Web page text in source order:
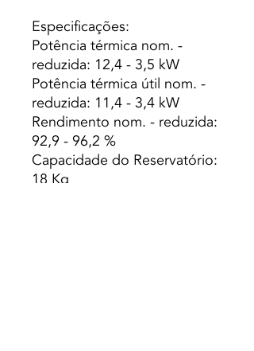
Especificações:
Potência térmica nom. -
reduzida: 12,4 - 3,5 kW
Potência térmica útil nom. -
reduzida: 11,4 - 3,4 kW
Rendimento nom. - reduzida:
92,9 - 96,2 %
Capacidade do Reservatório:
18 Kg